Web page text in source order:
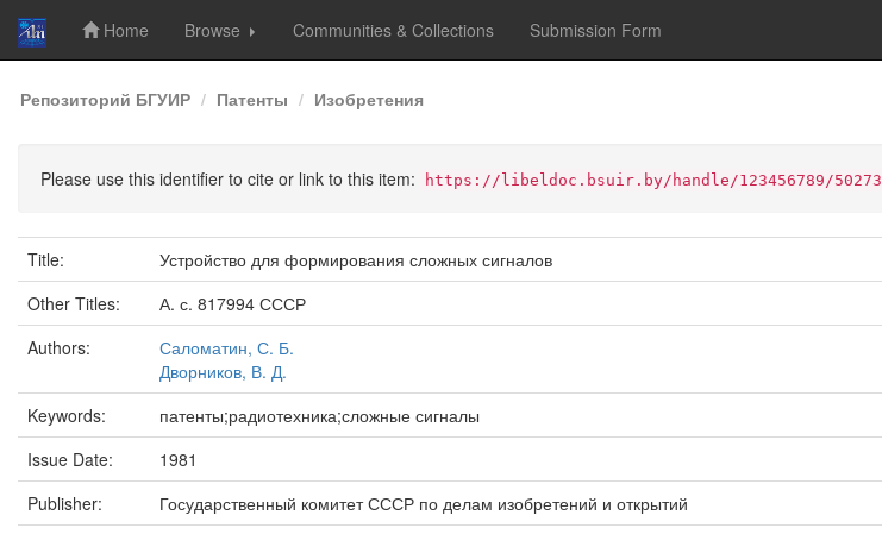
Skip
navigation
Home Browse Communities & Collections Submission Form
Репозиторий БГУИР Патенты Изобретения
Please use this identifier to cite or link to this item: https://libeldoc.bsuir.by/handle/123456789/50273
Title:
Устройство для формирования сложных сигналов
Other Titles:
А. с. 817994 СССР
Authors:
Саломатин, С. Б.
Дворников, В. Д.
Keywords:
патенты;радиотехника;сложные сигналы
Issue Date:
1981
Publisher:
Государственный комитет СССР по делам изобретений и открытий